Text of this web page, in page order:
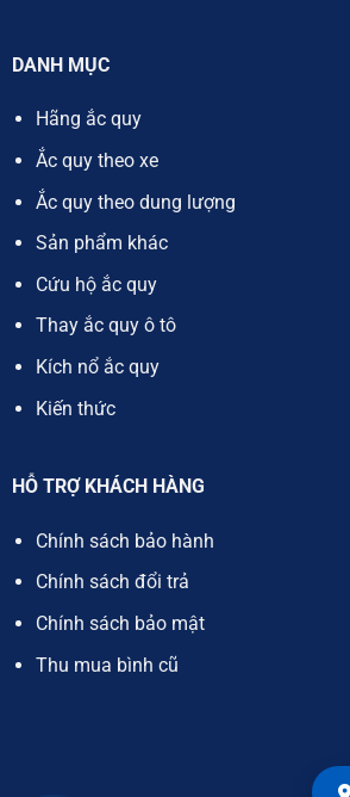
DANH MỤC
Hãng ắc quy
Ắc quy theo xe
Ắc quy theo dung lượng
Sản phẩm khác
Cứu hộ ắc quy
Thay ắc quy ô tô
Kích nổ ắc quy
Kiến thức
HỖ TRỢ KHÁCH HÀNG
Chính sách bảo hành
Chính sách đổi trả
Chính sách bảo mật
Thu mua bình cũ